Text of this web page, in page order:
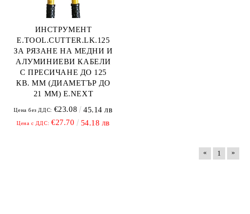
ИНСТРУМЕНТ
E.TOOL.CUTTER.LK.125
ЗА РЯЗАНЕ НА МЕДНИ И
АЛУМИНИЕВИ КАБЕЛИ
С ПРЕСИЧАНЕ ДО 125
КВ. ММ (ДИАМЕТЪР ДО
21 ММ) E.NEXT
Цена без ДДС: €23.08 45.14 лв
Цена с ДДС: €27.70 54.18 лв
« 1 »